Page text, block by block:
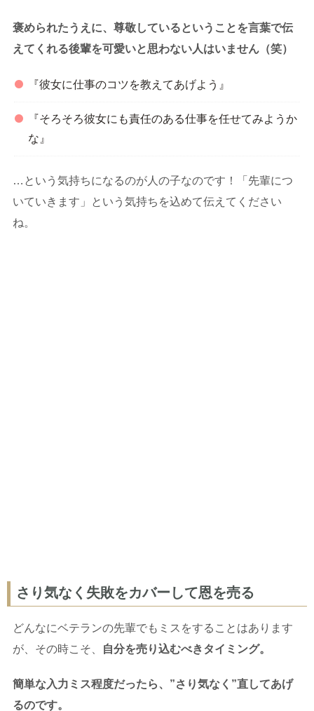
褒められたうえに、尊敬しているということを言葉で伝
えてくれる後輩を可愛いと思わない人はいません（笑）
『彼女に仕事のコツを教えてあげよう』
『そろそろ彼女にも責任のある仕事を任せてみようか
な』
…という気持ちになるのが人の子なのです！「先輩につ
いていきます」という気持ちを込めて伝えてください
ね。
さり気なく失敗をカバーして恩を売る
どんなにベテランの先輩でもミスをすることはあります
が、その時こそ、
自分を売り込むべきタイミング。
簡単な入力ミス程度だったら、”さり気なく”直してあげ
るのです。